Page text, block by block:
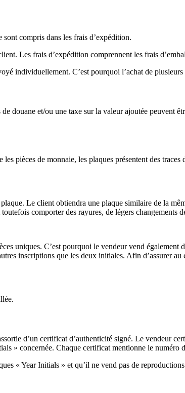
sont compris dans les frais d’expédition.
Les frais d’expédition comprennent les frais
individuellement. C’est pourquoi l’achat de
douane et/ou une taxe sur la valeur ajoutée peuvent
pièces de monnaie, les plaques présentent des
Le client obtiendra une plaque similaire de la
comporter des rayures, de légers changements
uniques. C’est pourquoi le vendeur vend
inscriptions que les deux initiales. Afin d’assurer
d’un certificat d’authenticité signé. Le vendeur
» concernée. Chaque certificat mentionne le numéro
« Year Initials » et qu’il ne vend pas de